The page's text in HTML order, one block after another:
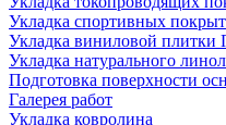
Укладка спортивных
Укладка виниловой
Укладка натурального
Подготовка поверхности
Галерея работ
Укладка ковролина